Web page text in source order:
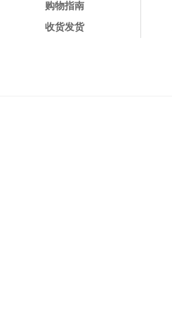
购物指南
收货发货